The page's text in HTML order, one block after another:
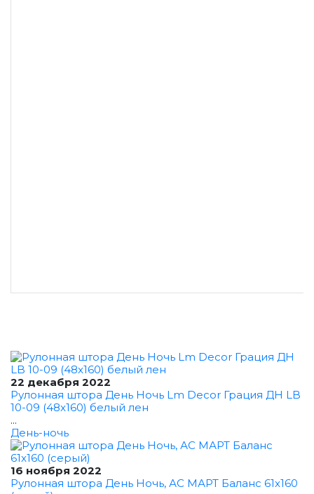
22 декабря 2022
Рулонная штора День Ночь Lm Decor Грация ДН LB
10-09 (48x160) белый лен
...
День-ночь
16 ноября 2022
Рулонная штора День Ночь, АС МАРТ Баланс 61x160